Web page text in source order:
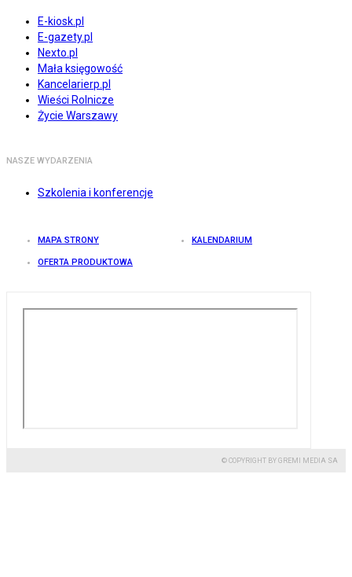
E-kiosk.pl
E-gazety.pl
Nexto.pl
Mała księgowość
Kancelarierp.pl
Wieści Rolnicze
Życie Warszawy
NASZE WYDARZENIA
Szkolenia i konferencje
MAPA STRONY KALENDARIUM
OFERTA PRODUKTOWA
© COPYRIGHT BY GREMI MEDIA SA